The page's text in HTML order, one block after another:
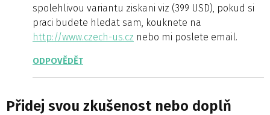
spolehlivou variantu ziskani viz (399 USD), pokud si
praci budete hledat sam, kouknete na
http://www.czech-us.cz nebo mi poslete email.
ODPOVĚDĚT
Přidej svou zkušenost nebo doplň